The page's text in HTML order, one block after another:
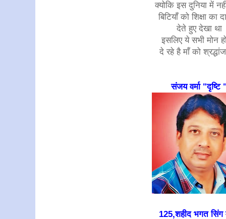
क्योकि इस दुनिया में
बिटियाँ को शिक्षा का
देते हुए देखा था
इसलिए ये सभी मोन
दे रहे है माँ को
संजय वर्मा "दृष्टि
125,शहीद भगत सिंग